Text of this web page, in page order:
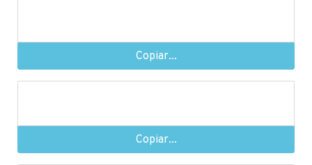
Copiar...
Copiar...